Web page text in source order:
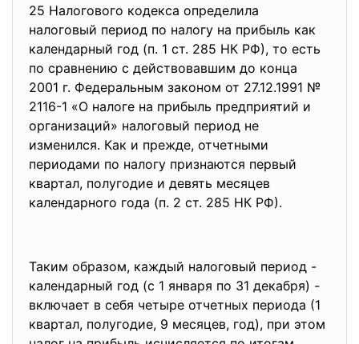
25 Налогового кодекса определила
налоговый период по налогу на прибыль как
календарный год (п. 1 ст. 285 НК РФ), то есть
по сравнению с действовавшим до конца
2001 г. Федеральным законом от 27.12.1991 №
2116-1 «О налоге на прибыль предприятий и
организаций» налоговый период не
изменился. Как и прежде, отчетными
периодами по налогу признаются первый
квартал, полугодие и девять месяцев
календарного года (п. 2 ст. 285 НК РФ).
Таким образом, каждый налоговый период -
календарный год (с 1 января по 31 декабря) -
включает в себя четыре отчетных периода (1
квартал, полугодие, 9 месяцев, год), при этом